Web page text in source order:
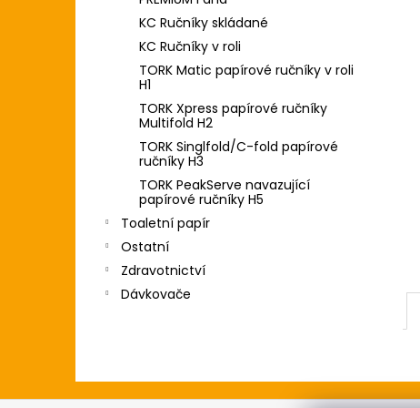
KC Ručníky skládané
KC Ručníky v roli
TORK Matic papírové ručníky v roli
H1
TORK Xpress papírové ručníky
Multifold H2
TORK Singlfold/C-fold papírové
ručníky H3
TORK PeakServe navazující
papírové ručníky H5
Toaletní papír
Ostatní
Zdravotnictví
Dávkovače